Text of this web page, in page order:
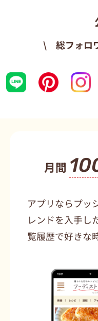
\ 総フォロ
月間
アプリならプッ
レンドを入手し
覧履歴で好きな